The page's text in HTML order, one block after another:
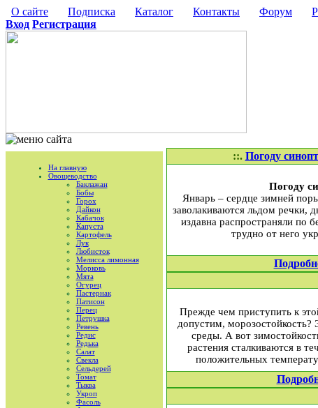
О сайте Подписка Каталог Контакты Форум
Вход Регистрация
На главную
Овощеводство
Баклажан
Бобы
Горох
Дайкон
Кабачок
Капуста
Картофель
Лук
Любисток
Мелисса лимонная
Морковь
Мята
Огурец
Пастернак
Патисон
Перец
Петрушка
Ревень
Редис
Редька
Салат
Свекла
Сельдерей
Томат
Тыква
Укроп
Фасоль
::. Погоду
Погоду
Январь – сердце зимней
заволакиваются льдом речки,
издавна распространяли по
трудно от него
Прежде чем приступить к
допустим,
среды. А вот
растения сталкиваются в
положительных